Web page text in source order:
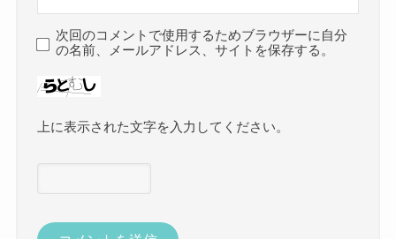
次回のコメントで使用するためブラウザーに自分
の名前、メールアドレス、サイトを保存する。
上に表示された文字を入力してください。